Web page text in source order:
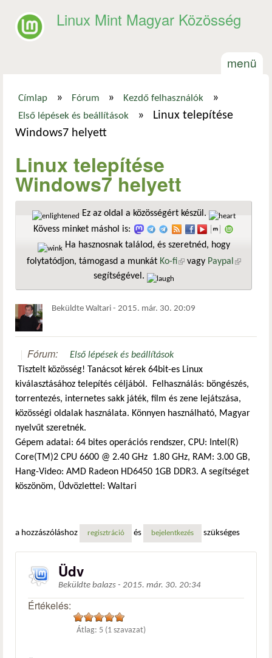
Linux Mint Magyar Közösség
menü
Jelenlegi hely
Címlap » Fórum » Kezdő felhasználók »
Első lépések és beállítások »
Linux telepítése
Windows7 helyett
Linux telepítése
Windows7 helyett
Ez az oldal a közösségért készül.
Kövess minket máshol is:
Ha hasznosnak találod, és szeretnéd, hogy
folytatódjon, támogasd a munkát Ko-fi(külső hivatkozás)
vagy Paypal
segítségével.
Beküldte Waltari - 2015. már. 30. 20:09
Fórum:
Első lépések és beállítások
Tisztelt közösség! Tanácsot kérek 64bit-es Linux
kiválasztásához telepítés céljából. Felhasználás: böngészés,
torrentezés, internetes sakk játék, film és zene lejátszása,
közösségi oldalak használata. Könnyen használható, Magyar
nyelvűt szeretnék.
Gépem adatai: 64 bites operációs rendszer, CPU: Intel(R)
Core(TM)2 CPU 6600 @ 2.40 GHz 1.80 GHz, RAM: 3.00 GB,
Hang-Video: AMD Radeon HD6450 1GB DDR3. A segítséget
köszönöm, Üdvözlettel: Waltari
a hozzászóláshoz regisztráció és bejelentkezés szükséges
Üdv
Beküldte balazs - 2015. már. 30. 20:34
Értékelés:
Átlag: 5 (1 szavazat)